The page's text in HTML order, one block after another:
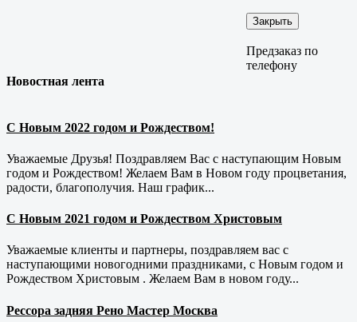
Закрыть
Предзаказ по
телефону
Новостная лента
С Новым 2022 годом и Рождеством!
Уважаемые Друзья! Поздравляем Вас с наступающим Новым
годом и Рождеством! Желаем Вам в Новом году процветания,
радости, благополучия. Наш график...
С Новым 2021 годом и Рождеством Христовым
Уважаемые клиенты и партнеры, поздравляем вас с
наступающими новогодними праздниками, с Новым годом и
Рождеством Христовым . Желаем Вам в новом году...
Рессора задняя Рено Мастер Москва